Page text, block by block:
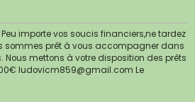
importe vos soucis financiers,ne tardez
sommes prêt à vous accompagner dans
Nous mettons à votre disposition des prêts
ludovicm859@gmail.com Le